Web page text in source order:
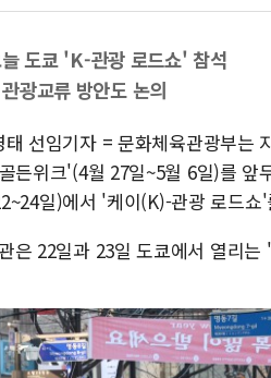
도쿄 'K-관광 로드쇼' 참석
광교류 방안도 논의
선임기자 = 문화체육관광부는
든위크'(4월 27일~5월 6일)를
일)에서 '케이(K)-관광 로드
은 22일과 23일 도쿄에서 열리